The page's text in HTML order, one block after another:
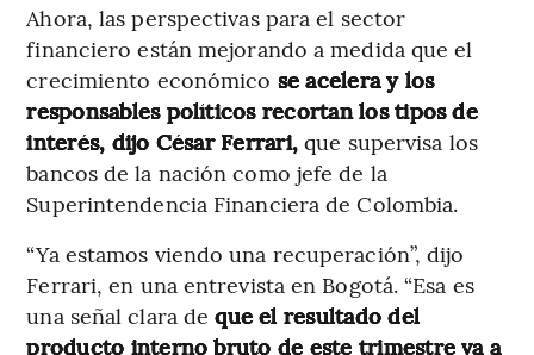
Ahora, las perspectivas para el sector
financiero están mejorando a medida que el
crecimiento económico se acelera y los
responsables políticos recortan los tipos de
interés, dijo César Ferrari, que supervisa los
bancos de la nación como jefe de la
Superintendencia Financiera de Colombia.
“Ya estamos viendo una recuperación”, dijo
Ferrari, en una entrevista en Bogotá. “Esa es
una señal clara deque el resultado del
producto interno bruto de este trimestre va a